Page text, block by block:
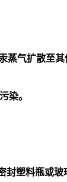
蒸气扩散至其
染。
塑料瓶或